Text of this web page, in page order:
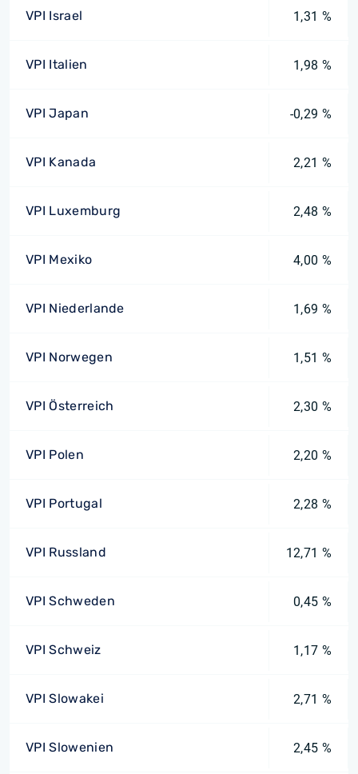
VPI Israel 1,31 %
VPI Italien 1,98 %
VPI Japan -0,29 %
VPI Kanada 2,21 %
VPI Luxemburg 2,48 %
VPI Mexiko 4,00 %
VPI Niederlande 1,69 %
VPI Norwegen 1,51 %
VPI Österreich 2,30 %
VPI Polen 2,20 %
VPI Portugal 2,28 %
VPI Russland 12,71 %
VPI Schweden 0,45 %
VPI Schweiz 1,17 %
VPI Slowakei 2,71 %
VPI Slowenien 2,45 %